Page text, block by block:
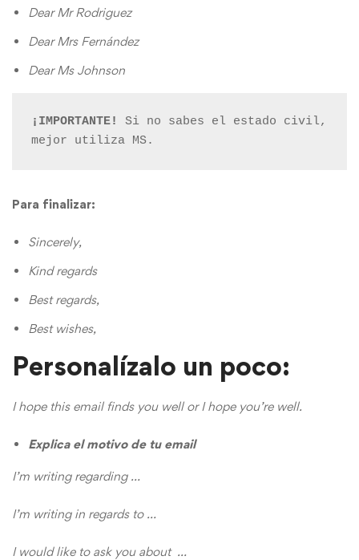
Dear Mr Rodriguez
Dear Mrs Fernández
Dear Ms Johnson
¡IMPORTANTE! Si no sabes el estado civil,
Para finalizar:
Sincerely,
Kind regards
Best regards,
Best wishes,
Personalízalo un poco:
I hope this email finds you well or I hope you’re well.
Explica el motivo de tu email
I’m writing regarding …
I’m writing in regards to …
I would like to ask you about …